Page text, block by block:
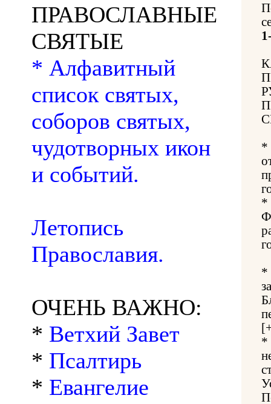
ПРАВОСЛАВНЫЕ
СВЯТЫЕ
* Алфавитный
список святых,
соборов святых,
чудотворных икон
и событий.
Летопись
Православия.
ОЧЕНЬ ВАЖНО:
* Ветхий Завет
* Псалтирь
* Евангелие
*
*
*
*